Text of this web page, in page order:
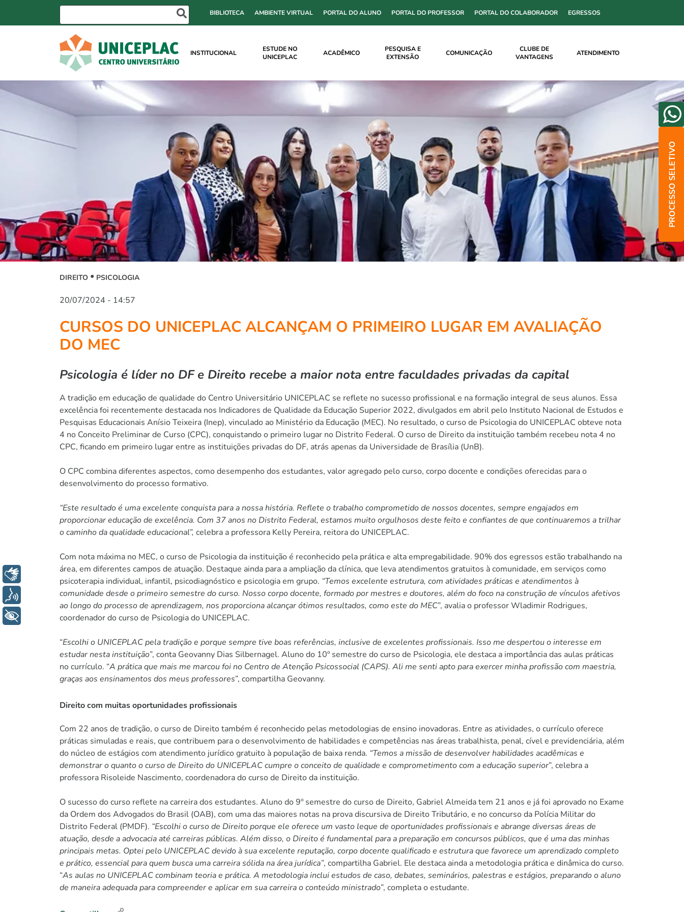
BIBLIOTECA AMBIENTE VIRTUAL PORTAL DO ALUNO PORTAL DO PROFESSOR PORTAL DO COLABORADOR EGRESSOS
INSTITUCIONAL
ESTUDE NO
UNICEPLAC
ACADÊMICO
PESQUISA E
EXTENSÃO
COMUNICAÇÃO
CLUBE DE
VANTAGENS
ATENDIMENTO
PROCESSO SELETIVO
DIREITO PSICOLOGIA
20/07/2024 - 14:57
CURSOS DO UNICEPLAC ALCANÇAM O PRIMEIRO LUGAR EM AVALIAÇÃO
DO MEC
Psicologia é líder no DF e Direito recebe a maior nota entre faculdades privadas da capital
A tradição em educação de qualidade do Centro Universitário UNICEPLAC se reflete no sucesso profissional e na formação integral de seus alunos. Essa
excelência foi recentemente destacada nos Indicadores de Qualidade da Educação Superior 2022, divulgados em abril pelo Instituto Nacional de Estudos e
Pesquisas Educacionais Anísio Teixeira (Inep), vinculado ao Ministério da Educação (MEC). No resultado, o curso de Psicologia do UNICEPLAC obteve nota
4 no Conceito Preliminar de Curso (CPC), conquistando o primeiro lugar no Distrito Federal. O curso de Direito da instituição também recebeu nota 4 no
CPC, ficando em primeiro lugar entre as instituições privadas do DF, atrás apenas da Universidade de Brasília (UnB).
O CPC combina diferentes aspectos, como desempenho dos estudantes, valor agregado pelo curso, corpo docente e condições oferecidas para o
desenvolvimento do processo formativo.
“Este resultado é uma excelente conquista para a nossa história. Reflete o trabalho comprometido de nossos docentes, sempre engajados em
proporcionar educação de excelência. Com 37 anos no Distrito Federal, estamos muito orgulhosos deste feito e confiantes de que continuaremos a trilhar
o caminho da qualidade educacional”, celebra a professora Kelly Pereira, reitora do UNICEPLAC.
Com nota máxima no MEC, o curso de Psicologia da instituição é reconhecido pela prática e alta empregabilidade. 90% dos egressos estão trabalhando na
área, em diferentes campos de atuação. Destaque ainda para a ampliação da clínica, que leva atendimentos gratuitos à comunidade, em serviços como
psicoterapia individual, infantil, psicodiagnóstico e psicologia em grupo. “Temos excelente estrutura, com atividades práticas e atendimentos à
comunidade desde o primeiro semestre do curso. Nosso corpo docente, formado por mestres e doutores, além do foco na construção de vínculos afetivos
ao longo do processo de aprendizagem, nos proporciona alcançar ótimos resultados, como este do MEC”, avalia o professor Wladimir Rodrigues,
coordenador do curso de Psicologia do UNICEPLAC.
“Escolhi o UNICEPLAC pela tradição e porque sempre tive boas referências, inclusive de excelentes profissionais. Isso me despertou o interesse em
estudar nesta instituição”, conta Geovanny Dias Silbernagel. Aluno do 10º semestre do curso de Psicologia, ele destaca a importância das aulas práticas
no currículo. “A prática que mais me marcou foi no Centro de Atenção Psicossocial (CAPS). Ali me senti apto para exercer minha profissão com maestria,
graças aos ensinamentos dos meus professores”, compartilha Geovanny.
Direito com muitas oportunidades profissionais
Com 22 anos de tradição, o curso de Direito também é reconhecido pelas metodologias de ensino inovadoras. Entre as atividades, o currículo oferece
práticas simuladas e reais, que contribuem para o desenvolvimento de habilidades e competências nas áreas trabalhista, penal, cível e previdenciária, além
do núcleo de estágios com atendimento jurídico gratuito à população de baixa renda. “Temos a missão de desenvolver habilidades acadêmicas e
demonstrar o quanto o curso de Direito do UNICEPLAC cumpre o conceito de qualidade e comprometimento com a educação superior”, celebra a
professora Risoleide Nascimento, coordenadora do curso de Direito da instituição.
O sucesso do curso reflete na carreira dos estudantes. Aluno do 9º semestre do curso de Direito, Gabriel Almeida tem 21 anos e já foi aprovado no Exame
da Ordem dos Advogados do Brasil (OAB), com uma das maiores notas na prova discursiva de Direito Tributário, e no concurso da Polícia Militar do
Distrito Federal (PMDF). “Escolhi o curso de Direito porque ele oferece um vasto leque de oportunidades profissionais e abrange diversas áreas de
atuação, desde a advocacia até carreiras públicas. Além disso, o Direito é fundamental para a preparação em concursos públicos, que é uma das minhas
principais metas. Optei pelo UNICEPLAC devido à sua excelente reputação, corpo docente qualificado e estrutura que favorece um aprendizado completo
e prático, essencial para quem busca uma carreira sólida na área jurídica”, compartilha Gabriel. Ele destaca ainda a metodologia prática e dinâmica do curso.
“As aulas no UNICEPLAC combinam teoria e prática. A metodologia inclui estudos de caso, debates, seminários, palestras e estágios, preparando o aluno
de maneira adequada para compreender e aplicar em sua carreira o conteúdo ministrado”, completa o estudante.
+ Acessibilidade